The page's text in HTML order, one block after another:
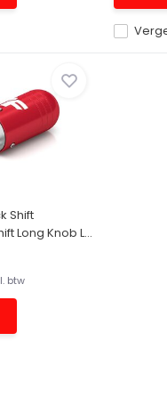
Shift
Long Knob L...
btw